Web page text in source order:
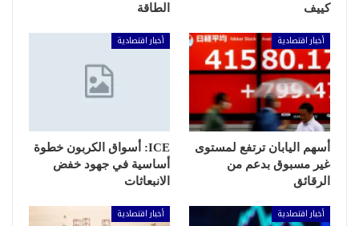
كييف الطاقة
أخبار اقتصادية
أسهم اليابان ترتفع لمستوى
غير مسبوق بدعم من
الرقائق
أخبار اقتصادية
ICE: أسواق الكربون خطوة
أساسية في جهود خفض
الانبعاثات
أخبار اقتصادية أخبار اقتصادية